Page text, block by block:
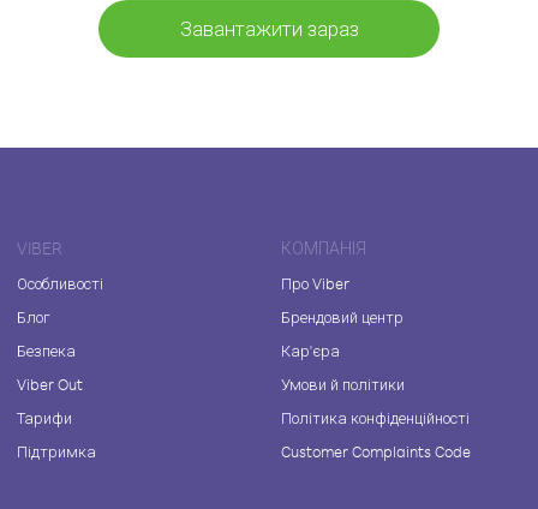
Завантажити зараз
VIBER
Особливості
Блог
Безпека
Viber Out
Тарифи
Підтримка
КОМПАНІЯ
Про Viber
Брендовий центр
Кар'єра
Умови й політики
Політика конфіденційності
Customer Complaints Code